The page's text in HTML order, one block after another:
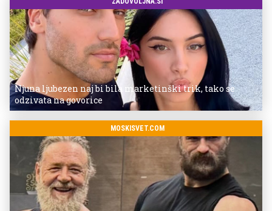
Njuna ljubezen naj bi bila marketinški trik, tako se
odzivata na govorice
MOSKISVET.COM